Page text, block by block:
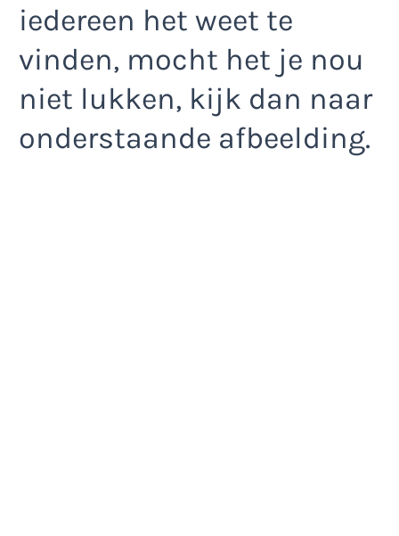
iedereen het weet te
vinden, mocht het je nou
niet lukken, kijk dan naar
onderstaande afbeelding.